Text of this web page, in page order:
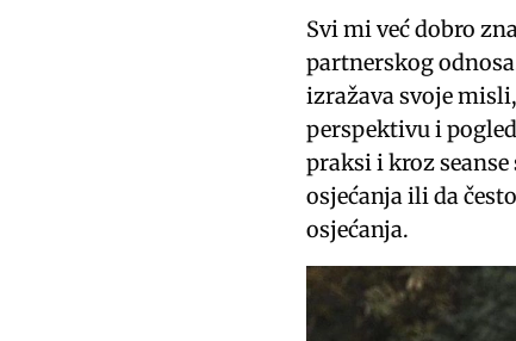
Svi mi već dobro
partnerskog
izražava svoje
perspektivu i
praksi i kroz
osjećanja ili da
osjećanja.